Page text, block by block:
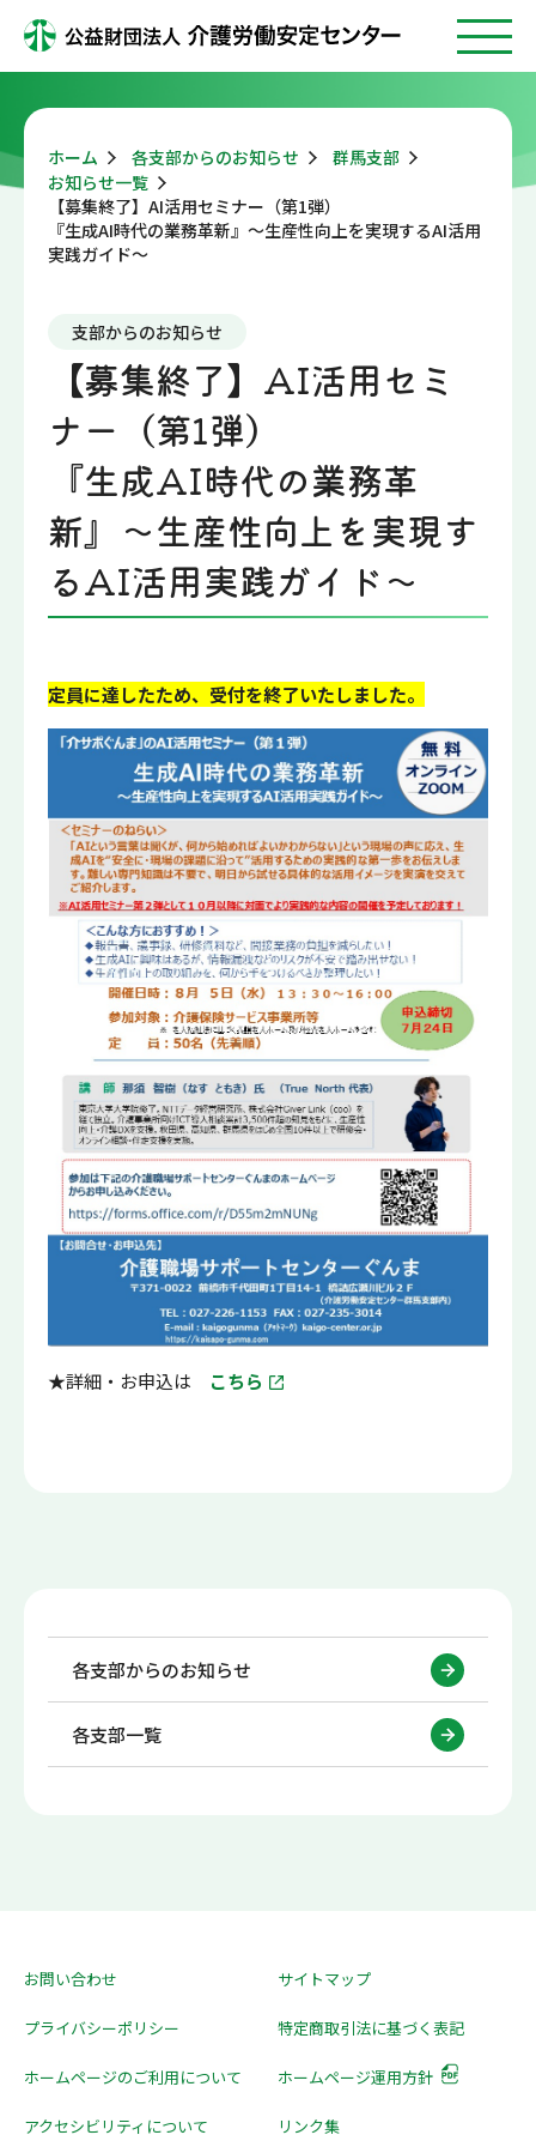
各支部からのお知らせ
各支部一覧
ホーム 各支部からのお知らせ
群馬支部
お知らせ一覧
【募集終了】AI活用セミナー（第1弾）
『生成AI時代の業務革新』～生産性向上を実現するAI活用
実践ガイド～
支部からのお知らせ
【募集終了】AI活用セミ
ナー（第1弾）
『生成AI時代の業務革
新』～生産性向上を実現す
るAI活用実践ガイド～
定員に達したため、受付を終了いたしました。
★詳細・お申込は こちら
お問い合わせ サイトマップ
プライバシーポリシー 特定商取引法に基づく表記
ホームページのご利用について ホームページ運用方針
アクセシビリティについて リンク集